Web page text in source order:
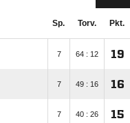
Sp. Torv. Pkt.
7 64 : 12 19
7 49 : 16 16
7 40 : 26 15